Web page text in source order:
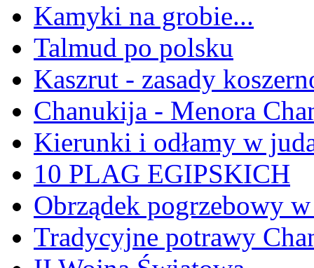
Kamyki na grobie...
Talmud po polsku
Kaszrut - zasady
Chanukija - Menora
Kierunki i odłamy w
10 PLAG EGIPSKICH
Obrządek pogrzebowy
Tradycyjne potrawy